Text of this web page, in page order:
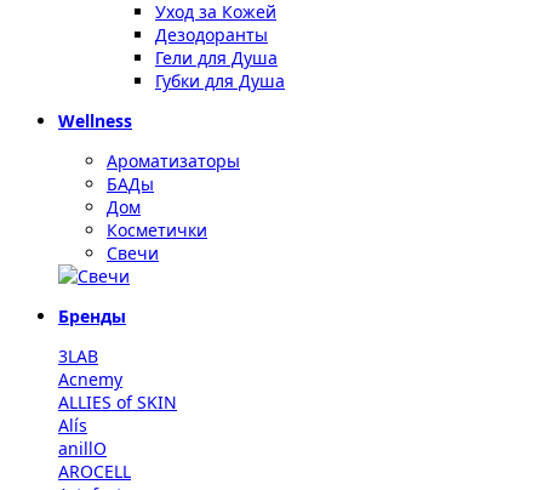
Уход за Кожей
Дезодоранты
Гели для Душа
Губки для Душа
Wellness
Ароматизаторы
БАДы
Дом
Косметички
Свечи
Бренды
3LAB
Acnemy
ALLIES of SKIN
Alís
anillO
AROCELL